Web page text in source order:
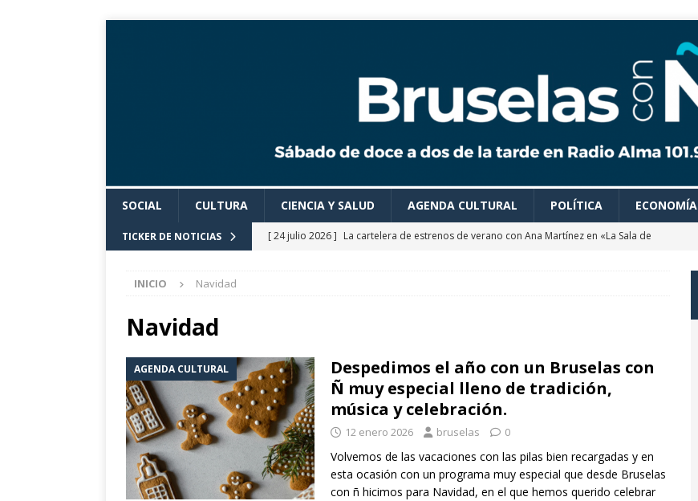
SOCIAL CULTURA CIENCIA Y SALUD AGENDA CULTURAL POLÍTICA ECONOMÍA
TICKER DE NOTICIAS [ 24 julio 2026 ] La cartelera de estrenos de verano con Ana Martínez en «La Sala de
eclipse solar de agosto
CIENCIA Y SALUD
[ 24 julio 2026 ]
Conocemos el Museo del Transporte Urbano de Bruselas con Adrián
Fuentes
CULTURA
[ 24 julio 2026 ] Un último viaje de temporada de «Bruselas con Ñ» para disfrutar de
la cultura y el verano
AGENDA CULTURAL
INICIO Navidad
Navidad
AGENDA CULTURAL
Despedimos el año con un Bruselas con
Ñ muy especial lleno de tradición,
música y celebración.
12 enero 2026 bruselas 0
Volvemos de las vacaciones con las pilas bien recargadas y en
esta ocasión con un programa muy especial que desde Bruselas
con ñ hicimos para Navidad, en el que hemos querido celebrar